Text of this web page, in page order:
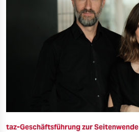
taz-Geschäftsführung zur Seitenwende